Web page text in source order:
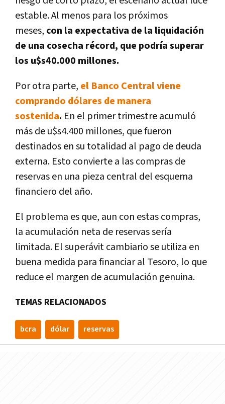
estable. Al menos para los próximos
meses, con la expectativa de la liquidación
de una cosecha récord, que podría superar
los u$s40.000 millones.
Por otra parte, el Banco Central viene
comprando dólares de manera
sostenida. En el primer trimestre acumuló
más de u$s4.400 millones, que fueron
destinados en su totalidad al pago de deuda
externa. Esto convierte a las compras de
reservas en una pieza central del esquema
financiero del año.
El problema es que, aun con estas compras,
la acumulación neta de reservas sería
limitada. El superávit cambiario se utiliza en
buena medida para financiar al Tesoro, lo que
reduce el margen de acumulación genuina.
TEMAS RELACIONADOS
bcra dólar reservas